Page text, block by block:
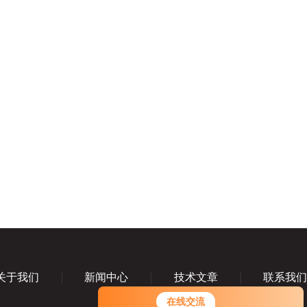
在线交流
于我们 新闻中心 技术文章 联系我们